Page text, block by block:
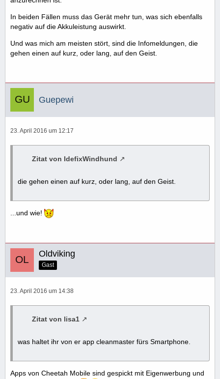
In beiden Fällen muss das Gerät mehr tun, was sich ebenfalls
negativ auf die Akkuleistung auswirkt.
Und was mich am meisten stört, sind die Infomeldungen, die
gehen einen auf kurz, oder lang, auf den Geist.
Guepewi
23. April 2016 um 12:17
Zitat von IdefixWindhund
die gehen einen auf kurz, oder lang, auf den Geist.
...und wie!
Oldviking
Gast
23. April 2016 um 14:38
Zitat von lisa1
was haltet ihr von er app cleanmaster fürs Smartphone.
Apps von Cheetah Mobile sind gespickt mit Eigenwerbung und